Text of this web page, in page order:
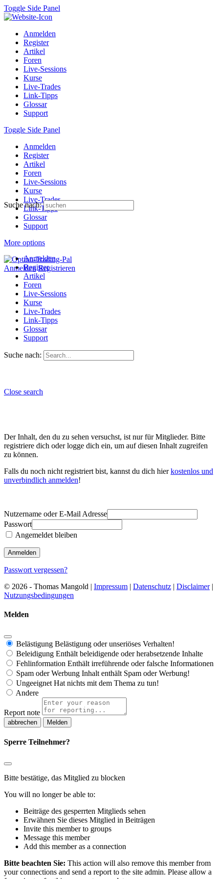
Toggle Side Panel
Anmelden
Register
Artikel
Foren
Live-Sessions
Kurse
Live-Trades
Link-Tipps
Glossar
Support
Toggle Side Panel
Anmelden
Register
Artikel
Foren
Live-Sessions
Kurse
Live-Trades
Link-Tipps
Glossar
Support
More options
Anmelden Registrieren
Suche nach:
Anmelden
Register
Artikel
Foren
Live-Sessions
Kurse
Live-Trades
Link-Tipps
Glossar
Support
Suche nach:
Close search
Der Inhalt, den du zu sehen versuchst, ist nur für Mitglieder. Bitte
registriere dich oder logge dich ein, um auf diesen Inhalt zugreifen
zu können.
Falls du noch nicht registriert bist, kannst du dich hierkostenlos und
unverbindlich anmelden!
Nutzername oder E-Mail Adresse
Passwort
Angemeldet bleiben
Passwort vergessen?
© 2026 - Thomas Mangold | Impressum | Datenschutz | Disclaimer|
Nutzungsbedingungen
Melden
Belästigung Belästigung oder unseriöses Verhalten!
Beleidigung Enthält beleidigende oder herabsetzende Inhalte
Fehlinformation Enthält irreführende oder falsche Informationen
Spam oder Werbung Inhalt enthält Spam oder Werbung!
Ungeeignet Hat nichts mit dem Thema zu tun!
Andere
Report note
Melden
Sperre Teilnehmer?
Bitte bestätige, das Mitglied zu blocken
You will no longer be able to:
Beiträge des gesperrten Mitglieds sehen
Erwähnen Sie dieses Mitglied in Beiträgen
Invite this member to groups
Message this member
Add this member as a connection
Bitte beachten Sie: This action will also remove this member from
your connections and send a report to the site admin. Please allow a